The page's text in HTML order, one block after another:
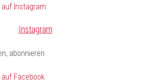
Instagram
abonnieren